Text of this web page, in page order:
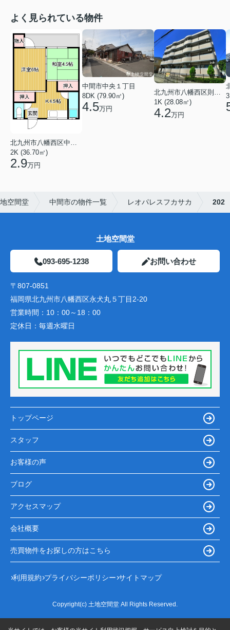
よく見られている物件
2K (36.70㎡)
2.9万円
中間市中央１丁目
8DK (79.90㎡)
4.5万円
北九州市八幡西区則松１丁目
1K (28.08㎡)
4.2万円
空間堂 中間市の物件一覧 レオパレスフカサカ 202
土地空間堂
093-695-1238 お問い合わせ
〒807-0851
福岡県北九州市八幡西区永犬丸５丁目2-20
営業時間： 10：00～18：00
定休日： 毎週水曜日
トップページ
スタッフ
お客様の声
ブログ
アクセスマップ
会社概要
売買物件をお探しの方はこちら
利用規約 プライバシーポリシー サイトマップ
Copyright(c) 土地空間堂 All Rights Reserved.